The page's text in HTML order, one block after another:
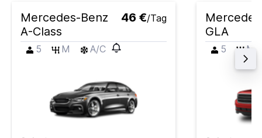
Mercedes-Benz
A-Class
46 €/Tag
5 M A/C
GLA
5 M